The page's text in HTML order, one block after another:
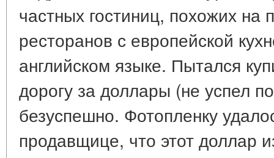
частных гостиниц, похожих на
ресторанов с европейской
английском языке. Пытался
дорогу за доллары (не успел
безуспешно. Фотопленку
продавщице, что этот доллар